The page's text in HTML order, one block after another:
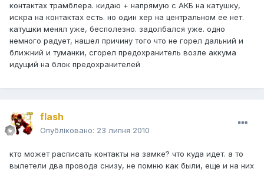
контактах трамблера. кидаю + напрямую с АКБ на катушку,
искра на контактах есть. но один хер на центральном ее нет.
катушки менял уже, бесполезно. задолбался уже. одно
немного радует, нашел причину того что не горел дальний и
ближний и туманки, сгорел предохранитель возле аккума
идущий на блок предохранителей
flash
Опубліковано: 23 липня 2010
кто может расписать контакты на замке? что куда идет. а то
вылетели два провода снизу, не помню как были, еще и на них